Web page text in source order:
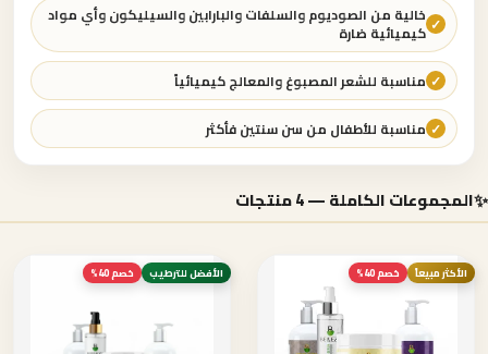
✓ خالية من الصوديوم والسلفات والبارابين والسيليكون وأي مواد
كيميائية ضارة
✓ مناسبة للشعر المصبوغ والمعالج كيميائياً
✓ مناسبة للأطفال من سن سنتين فأكثر
✨المجموعات الكاملة — 4 منتجات
الأكثر مبيعاً خصم 40% الأفضل للترطيب خصم 40%